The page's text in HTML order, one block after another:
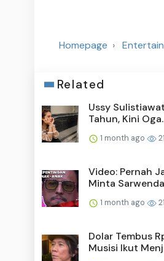
Homepage
Related
Ussy
Tahun, Kini
1 month ago
Video: Pernah
Minta
1 month ago
Dolar Tembus
Musisi Ikut